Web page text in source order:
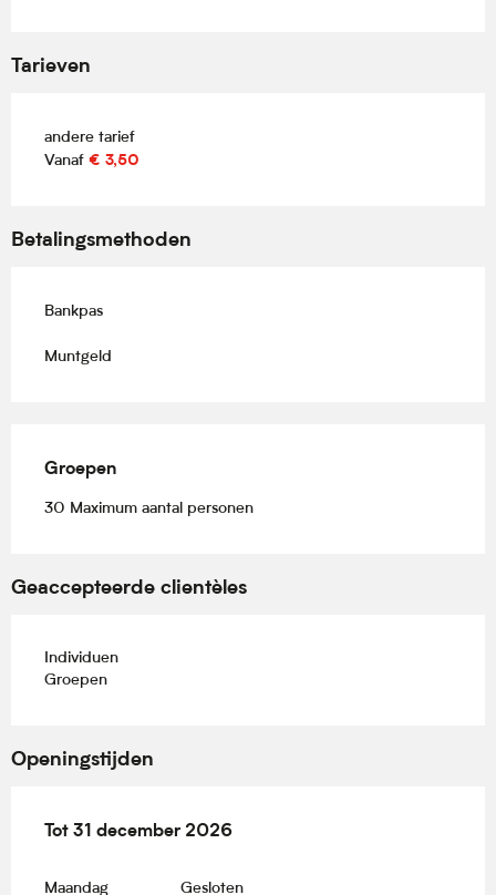
Tarieven
andere tarief
Vanaf € 3,50
Betalingsmethoden
Bankpas
Muntgeld
Groepen
Groepen
30 Maximum aantal personen
Geaccepteerde clientèles
Individuen
Groepen
Openingstijden
Vanaf 2 januari 2026tot
Tot 31 december 2026
Maandag Gesloten